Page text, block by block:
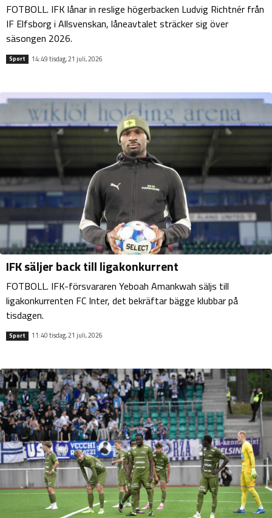
FOTBOLL. IFK lånar in reslige högerbacken Ludvig Richtnér från
IF Elfsborg i Allsvenskan, låneavtalet sträcker sig över
säsongen 2026.
Sport 14:49 tisdag, 21 juli, 2026
IFK säljer back till ligakonkurrent
FOTBOLL. IFK-försvararen Yeboah Amankwah säljs till
ligakonkurrenten FC Inter, det bekräftar bägge klubbar på
tisdagen.
Sport 11:40 tisdag, 21 juli, 2026